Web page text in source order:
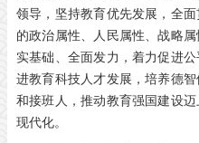
领导，坚持教育优先发展，全
的政治属性、人民属性、战略
实基础、全面发力，着力促进
进教育科技人才发展，培养德
和接班人，推动教育强国建设
现代化。